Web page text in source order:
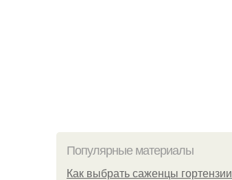
Популярные материалы
Как выбрать саженцы гортензии